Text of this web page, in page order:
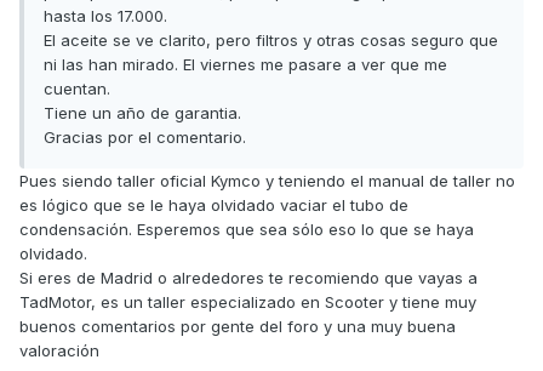
hasta los 17.000.
El aceite se ve clarito, pero filtros y otras cosas seguro que
ni las han mirado. El viernes me pasare a ver que me
cuentan.
Tiene un año de garantia.
Gracias por el comentario.
Pues siendo taller oficial Kymco y teniendo el manual de taller no
es lógico que se le haya olvidado vaciar el tubo de
condensación. Esperemos que sea sólo eso lo que se haya
olvidado.
Si eres de Madrid o alrededores te recomiendo que vayas a
TadMotor, es un taller especializado en Scooter y tiene muy
buenos comentarios por gente del foro y una muy buena
valoración